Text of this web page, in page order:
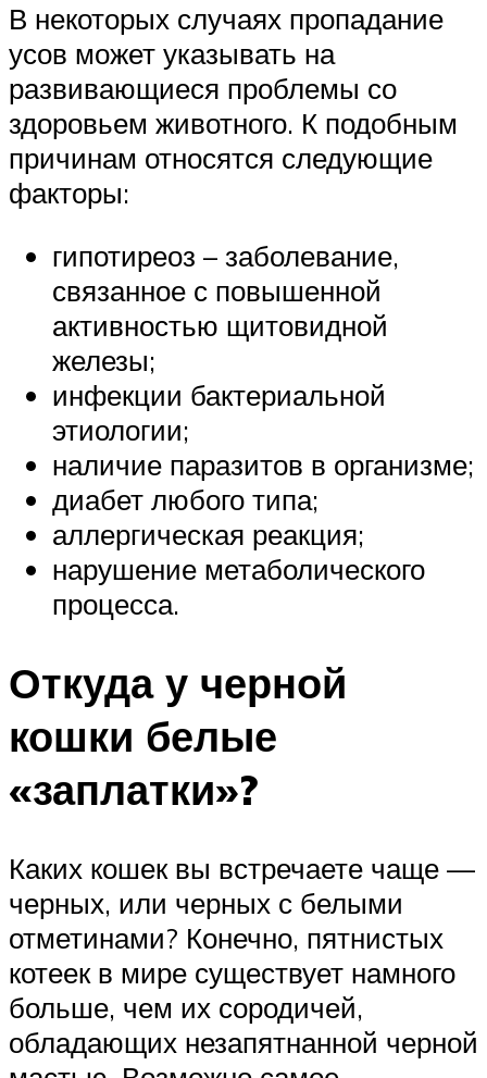
В некоторых случаях пропадание
усов может указывать на
развивающиеся проблемы со
здоровьем животного. К подобным
причинам относятся следующие
факторы:
гипотиреоз – заболевание,
связанное с повышенной
активностью щитовидной
железы;
инфекции бактериальной
этиологии;
наличие паразитов в организме;
диабет любого типа;
аллергическая реакция;
нарушение метаболического
процесса.
Откуда у черной
кошки белые
«заплатки»?
Каких кошек вы встречаете чаще —
черных, или черных с белыми
отметинами? Конечно, пятнистых
котеек в мире существует намного
больше, чем их сородичей,
обладающих незапятнанной черной